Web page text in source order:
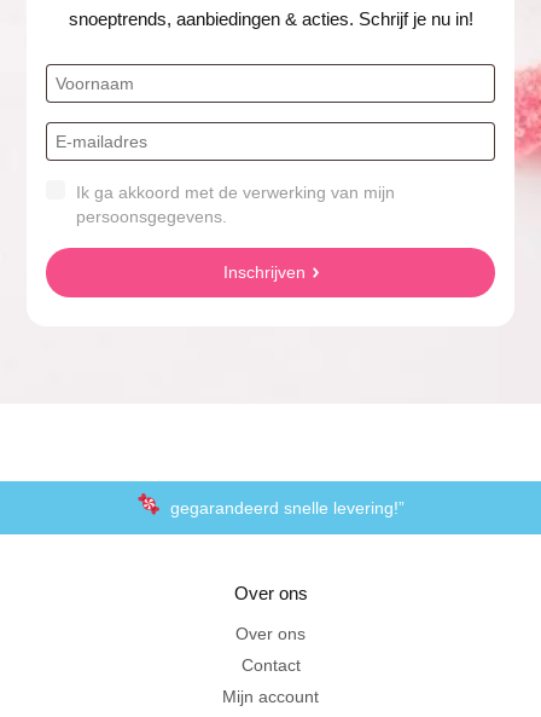
snoeptrends, aanbiedingen & acties. Schrijf je nu in!
Ik ga akkoord met de verwerking van mijn
persoonsgegevens.
Inschrijven
gegarandeerd snelle levering!”
Al 20 jaar in Amersfoort
Over ons
Over ons
Contact
Mijn account